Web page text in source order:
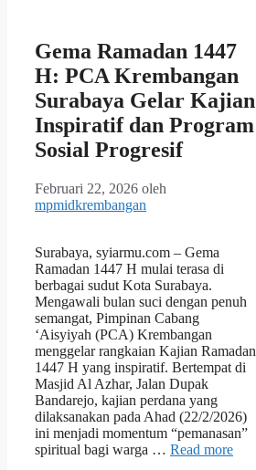
Gema Ramadan 1447
H: PCA Krembangan
Surabaya Gelar Kajian
Inspiratif dan Program
Sosial Progresif
Februari 22, 2026 oleh
mpmidkrembangan
Surabaya, syiarmu.com – Gema
Ramadan 1447 H mulai terasa di
berbagai sudut Kota Surabaya.
Mengawali bulan suci dengan penuh
semangat, Pimpinan Cabang
‘Aisyiyah (PCA) Krembangan
menggelar rangkaian Kajian Ramadan
1447 H yang inspiratif. Bertempat di
Masjid Al Azhar, Jalan Dupak
Bandarejo, kajian perdana yang
dilaksanakan pada Ahad (22/2/2026)
ini menjadi momentum “pemanasan”
spiritual bagi warga … Read more